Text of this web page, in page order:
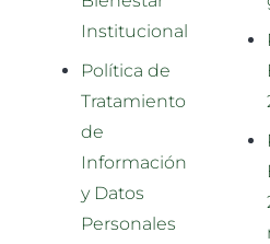
Institucional
Política de
Tratamiento
de
Información
y Datos
Personales